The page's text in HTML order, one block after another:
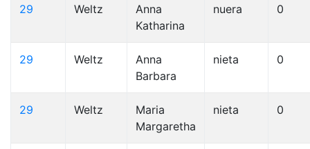
29 Weltz
Anna
Katharina
nuera 0
29 Weltz
Anna
Barbara
nieta 0
29 Weltz
Maria
Margaretha
nieta 0